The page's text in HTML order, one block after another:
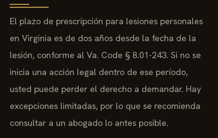
El plazo de prescripción para lesiones personales
en Virginia es de dos años desde la fecha de la
lesión, conforme al Va. Code § 8.01-243. Si no se
inicia una acción legal dentro de ese período,
usted puede perder el derecho a demandar. Hay
excepciones limitadas, por lo que se recomienda
consultar a un abogado lo antes posible.